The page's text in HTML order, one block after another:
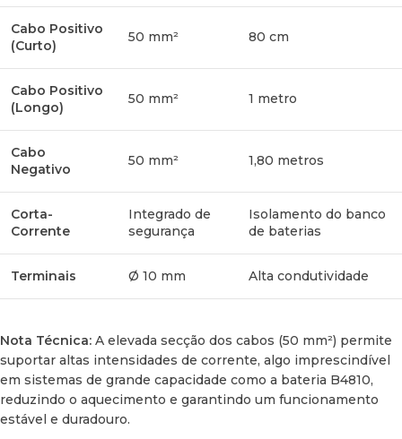
Eficiência Garantida:Secções de cabo sobredimensionadas
e otimizadas para minimizar as quedas de tensão.
Instalação Simplificada:Cabos identificados
individualmente para garantir uma montagem limpa, rápida
e sem erros.
resistente às condições exigentes de um veículo recreativo.
autonomia energética do seu veículo, garantindo um
sistema elétrico fiável tanto em viagem como quando
estiver estacionado.
Cabo Positivo
(Curto)
50 mm² 80 cm
Cabo Positivo
(Longo)
50 mm² 1 metro
Cabo
Negativo
50 mm² 1,80 metros
Corta-
Corrente
Integrado de
segurança
Isolamento do banco
de baterias
Terminais Ø 10 mm Alta condutividade
Nota Técnica: A elevada secção dos cabos (50 mm²) permite
suportar altas intensidades de corrente, algo imprescindível
em sistemas de grande capacidade como a bateria B4810,
reduzindo o aquecimento e garantindo um funcionamento
estável e duradouro.